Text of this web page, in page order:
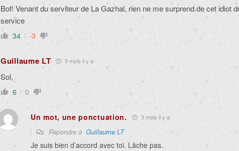
Bof! Venant du serviteur de La Gazhal, rien ne me surprend.de cet idiot
service
34 -3
Guillaume LT 3 mois il y a
Sol,
6 0
Un mot, une ponctuation. 3 mois il y a
Répondre à Guillaume LT
Je suis bien d’accord avec toi. Lâche pas.